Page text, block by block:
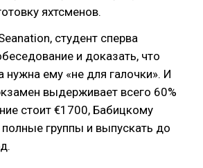
яхтсменов.
студент сперва
и доказать, что
нужна ему «не для галочки». И
выдерживает всего 60%
стоит €1700, Бабицкому
полные группы и выпускать до